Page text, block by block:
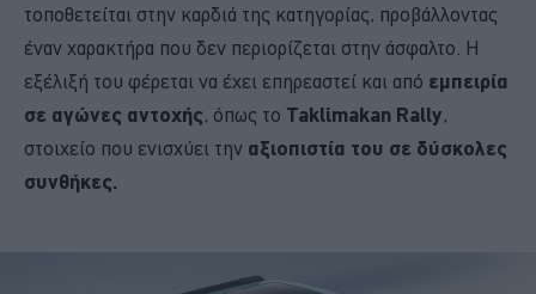
τοποθετείται στην καρδιά της κατηγορίας, προβάλλοντας
έναν χαρακτήρα που δεν περιορίζεται στην άσφαλτο. Η
εξέλιξή του φέρεται να έχει επηρεαστεί και από εμπειρία
σε αγώνες αντοχής, όπως το Taklimakan Rally,
στοιχείο που ενισχύει την αξιοπιστία του σε δύσκολες
συνθήκες.